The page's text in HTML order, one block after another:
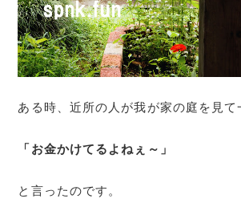
ある時、近所の人が我が家の庭を見て
「お金かけてるよねぇ～」
と言ったのです。